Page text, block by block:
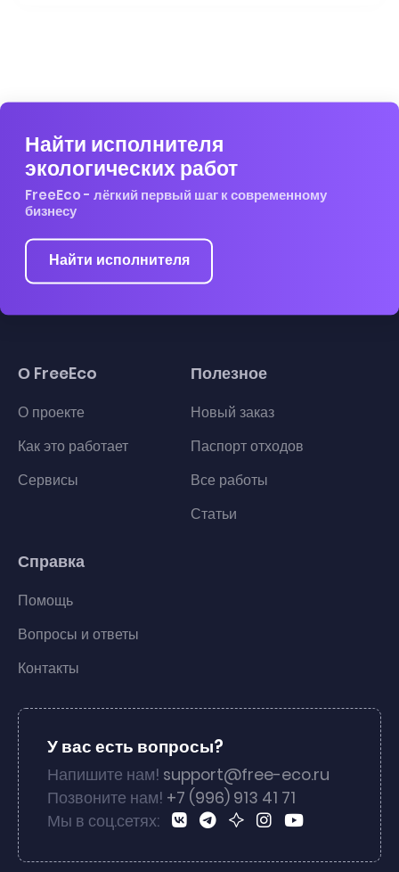
Найти исполнителя
экологических работ
FreeEco - лёгкий первый шаг к современному
бизнесу
Найти исполнителя
О FreeEco
О проекте
Как это работает
Сервисы
Полезное
Новый заказ
Паспорт отходов
Все работы
Статьи
Справка
Помощь
Вопросы и ответы
Контакты
У вас есть вопросы?
Напишите нам! support@free-eco.ru
Позвоните нам! +7 (996) 913 41 71
Мы в соц.сетях: